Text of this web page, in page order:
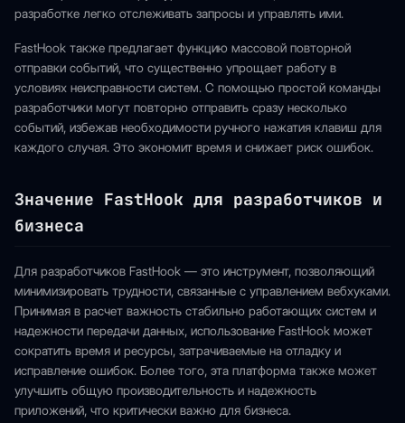
разработке легко отслеживать запросы и управлять ими.
FastHook также предлагает функцию массовой повторной
отправки событий, что существенно упрощает работу в
условиях неисправности систем. С помощью простой команды
разработчики могут повторно отправить сразу несколько
событий, избежав необходимости ручного нажатия клавиш для
каждого случая. Это экономит время и снижает риск ошибок.
Значение FastHook для разработчиков и
бизнеса
Для разработчиков FastHook — это инструмент, позволяющий
минимизировать трудности, связанные с управлением вебхуками.
Принимая в расчет важность стабильно работающих систем и
надежности передачи данных, использование FastHook может
сократить время и ресурсы, затрачиваемые на отладку и
исправление ошибок. Более того, эта платформа также может
улучшить общую производительность и надежность
приложений, что критически важно для бизнеса.